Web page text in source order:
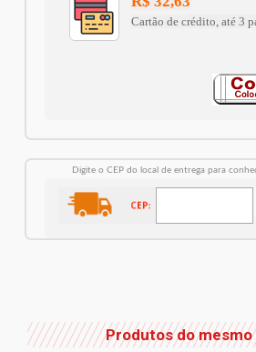
Cartão de crédito, até 3
Digite o CEP do local de entrega para
Produtos do mesmo